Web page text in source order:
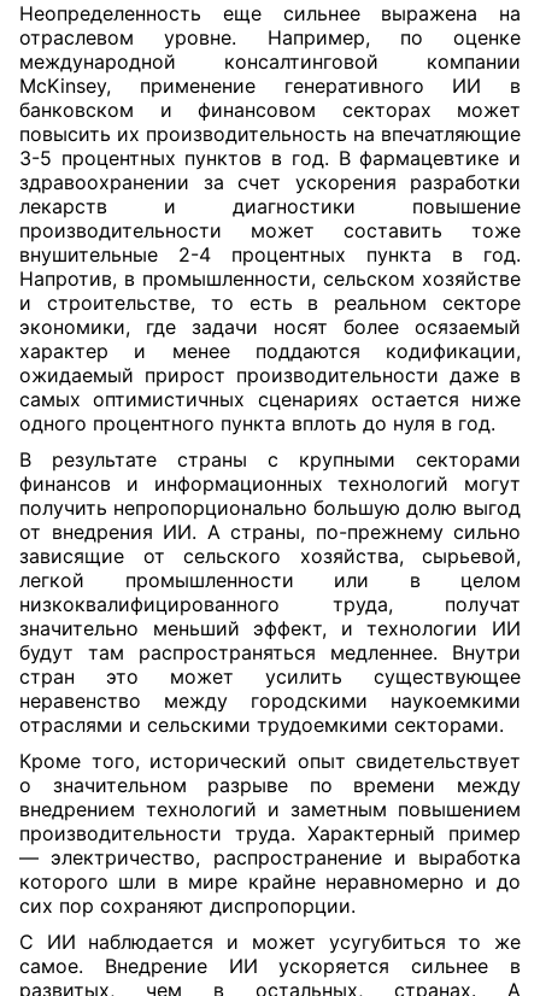
Неопределенность еще сильнее выражена на
отраслевом уровне. Например, по оценке
международной консалтинговой компании
McKinsey, применение генеративного ИИ в
банковском и финансовом секторах может
повысить их производительность на впечатляющие
3-5 процентных пунктов в год. В фармацевтике и
здравоохранении за счет ускорения разработки
лекарств и диагностики повышение
производительности может составить тоже
внушительные 2-4 процентных пункта в год.
Напротив, в промышленности, сельском хозяйстве
и строительстве, то есть в реальном секторе
экономики, где задачи носят более осязаемый
характер и менее поддаются кодификации,
ожидаемый прирост производительности даже в
самых оптимистичных сценариях остается ниже
одного процентного пункта вплоть до нуля в год.
В результате страны с крупными секторами
финансов и информационных технологий могут
получить непропорционально большую долю выгод
от внедрения ИИ. А страны, по-прежнему сильно
зависящие от сельского хозяйства, сырьевой,
легкой промышленности или в целом
низкоквалифицированного труда, получат
значительно меньший эффект, и технологии ИИ
будут там распространяться медленнее. Внутри
стран это может усилить существующее
неравенство между городскими наукоемкими
отраслями и сельскими трудоемкими секторами.
Кроме того, исторический опыт свидетельствует
о значительном разрыве по времени между
внедрением технологий и заметным повышением
производительности труда. Характерный пример
— электричество, распространение и выработка
которого шли в мире крайне неравномерно и до
сих пор сохраняют диспропорции.
С ИИ наблюдается и может усугубиться то же
самое. Внедрение ИИ ускоряется сильнее в
развитых, чем в остальных, странах. А